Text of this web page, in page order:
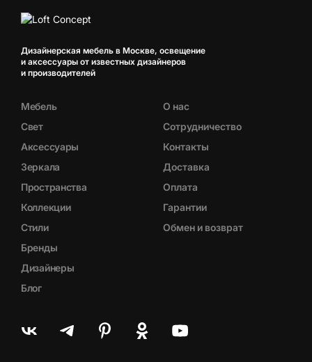
Дизайнерская мебель в Москве, освещение
и аксессуары от известных дизайнеров
и производителей
Мебель
Свет
Аксессуары
Зеркала
Пространства
Коллекции
Стили
Бренды
Дизайнеры
Блог
О нас
Сотрудничество
Контакты
Доставка
Оплата
Гарантии
Обмен и возврат